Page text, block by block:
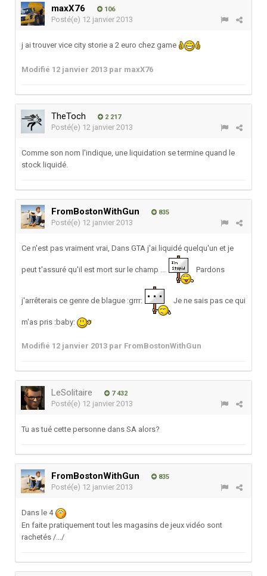
maxX76 106
Posté(e) 12 janvier 2013
j ai trouver vice city storie a 2 euro chez game
Modifié 12 janvier 2013 par maxX76
TheToch 2 217
Posté(e) 12 janvier 2013
Comme son nom l'indique, une liquidation se termine quand le
stock liquidé.
FromBostonWithGun 835
Posté(e) 12 janvier 2013
Ce n'est pas vraiment vrai, Dans GTA j'ai liquidé quelqu'un et je
peut t'assuré qu'il est mort sur le champ ... Pardons
j'arrêterais ce genre de blague :grrr: Je ne sais pas ce qui
m'as pris :baby:
Modifié 12 janvier 2013 par FromBostonWithGun
LeSolitaire 7 432
Posté(e) 12 janvier 2013
Tu as tué cette personne dans SA alors?
FromBostonWithGun 835
Posté(e) 12 janvier 2013
Dans le 4
En faite pratiquement tout les magasins de jeux vidéo sont
rachetés /.../